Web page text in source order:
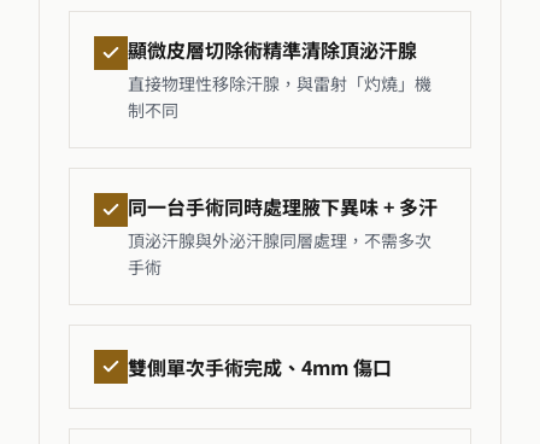
顯微皮層切除術精準清除頂泌汗腺
直接物理性移除汗腺，與雷射「灼燒」機
制不同
同一台手術同時處理腋下異味 + 多汗
頂泌汗腺與外泌汗腺同層處理，不需多次
手術
雙側單次手術完成、4mm 傷口